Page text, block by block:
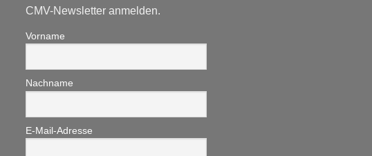
CMV-Newsletter anmelden.
Vorname
Nachname
E-Mail-Adresse